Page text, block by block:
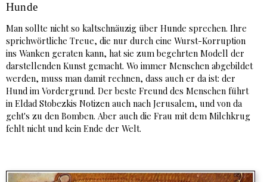
Hunde
Man sollte nicht so kaltschnäuzig über Hunde sprechen. Ihre
sprichwörtliche Treue, die nur durch eine Wurst-Korruption
ins Wanken geraten kann, hat sie zum begehrten Modell der
darstellenden Kunst gemacht. Wo immer Menschen abgebildet
werden, muss man damit rechnen, dass auch er da ist: der
Hund im Vordergrund. Der beste Freund des Menschen führt
in Eldad Stobezkis Notizen auch nach Jerusalem, und von da
geht's zu den Bomben. Aber auch die Frau mit dem Milchkrug
fehlt nicht und kein Ende der Welt.